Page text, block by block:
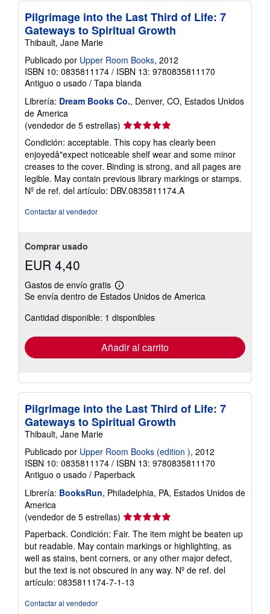
Pilgrimage into the Last Third of Life: 7
Gateways to Spiritual Growth
Thibault, Jane Marie
Publicado por Upper Room Books, 2012
ISBN 10: 0835811174 / ISBN 13: 9780835811170
Antiguo o usado / Tapa blanda
Librería: Dream Books Co., Denver, CO, Estados Unidos
de America
(vendedor de 5 estrellas) Calificación
vendedor:
5
de
5
estrellas
Condición: acceptable. This copy has clearly been
enjoyedâ"expect noticeable shelf wear and some minor
creases to the cover. Binding is strong, and all pages are
legible. May contain previous library markings or stamps.
Nº de ref. del artículo: DBV.0835811174.A
Contactar al vendedor
Comprar usado
EUR 4,40
Gastos de envío gratis
Más
información
las
tarifas
envío
Se envía dentro de Estados Unidos de America
Cantidad disponible: 1 disponibles
Añadir al carrito
Pilgrimage into the Last Third of Life: 7
Gateways to Spiritual Growth
Thibault, Jane Marie
Publicado por Upper Room Books (edition ), 2012
ISBN 10: 0835811174 / ISBN 13: 9780835811170
Antiguo o usado / Paperback
Librería: BooksRun, Philadelphia, PA, Estados Unidos de
America
(vendedor de 5 estrellas) Calificación
del
vendedor:
5
de
5
estrellas
Paperback. Condición: Fair. The item might be beaten up
but readable. May contain markings or highlighting, as
well as stains, bent corners, or any other major defect,
but the text is not obscured in any way. Nº de ref. del
artículo: 0835811174-7-1-13
Contactar al vendedor